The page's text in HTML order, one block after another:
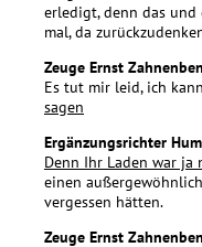
erledigt, denn das und
mal, da
Zeuge Ernst
Es tut mir leid, ich
sagen
Ergänzungsrichter
Denn Ihr Laden war ja
einen
vergessen hätten.
Zeuge Ernst